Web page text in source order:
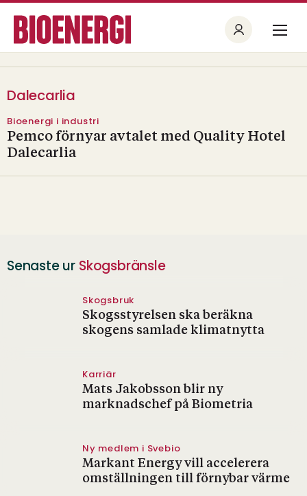
Dalecarlia
Bioenergi i industri
Pemco förnyar avtalet med Quality Hotel
Dalecarlia
Senaste ur Skogsbränsle
Skogsbruk
Skogsstyrelsen ska beräkna
skogens samlade klimatnytta
Karriär
Mats Jakobsson blir ny
marknadschef på Biometria
Ny medlem i Svebio
Markant Energy vill accelerera
omställningen till förnybar värme